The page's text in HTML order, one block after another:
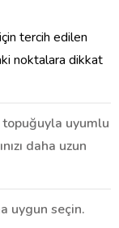
tercih edilen
noktalara dikkat
topuğuyla uyumlu
daha uzun
uygun seçin.